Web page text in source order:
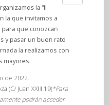
la “II
la que invitamos a
que conozcan
y pasar un buen rato
la realizamos con
mayores.
de 2022.
(C/ Juan XXIII 19)*Para
podrán acceder